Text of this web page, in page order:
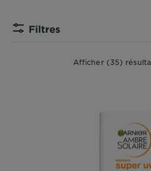
DIAGNOSTICS
ENGAGEMENTS
Filtres
Afficher (35)